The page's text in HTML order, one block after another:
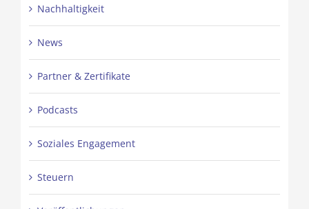
Nachhaltigkeit
News
Partner & Zertifikate
Podcasts
Soziales Engagement
Steuern